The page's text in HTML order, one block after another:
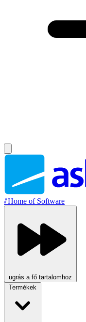
//Home of Software
ugrás a fő tartalomhoz
Termékek